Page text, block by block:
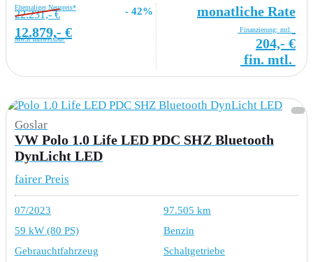
Ehemaliger Neupreis*
22.231,- € - 42%
12.879,- €
MwSt ausweisbar
monatliche Rate
Finanzierung: mtl.
204,- €
fin. mtl.
Goslar
VW Polo 1.0 Life LED PDC SHZ Bluetooth
DynLicht LED
fairer Preis
07/2023
97.505 km
59 kW (80 PS)
Benzin
Gebrauchtfahrzeug
Schaltgetriebe